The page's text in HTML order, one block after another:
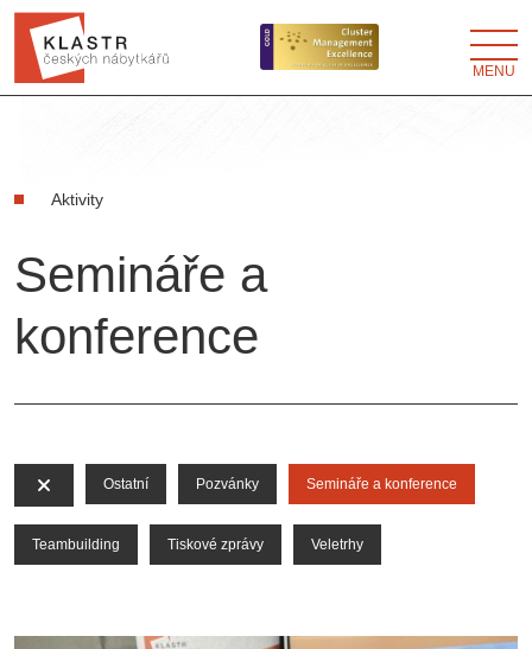
MENU
Aktivity
Semináře a
konference
Ostatní Pozvánky Semináře a konference
Teambuilding Tiskové zprávy Veletrhy